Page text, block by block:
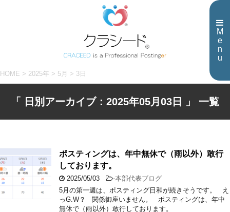
M
e
n
u
HOME > 2025年 > 5月 > 3日
「 日別アーカイブ：2025年05月03日 」 一覧
ポスティングは、年中無休で（雨以外）敢行
しております。
2025/05/03 -本部代表ブログ
5月の第一週は、ポスティング日和が続きそうです。 え
っG.W？ 関係御座いません。 ポスティングは、年中
無休で（雨以外）敢行しております。